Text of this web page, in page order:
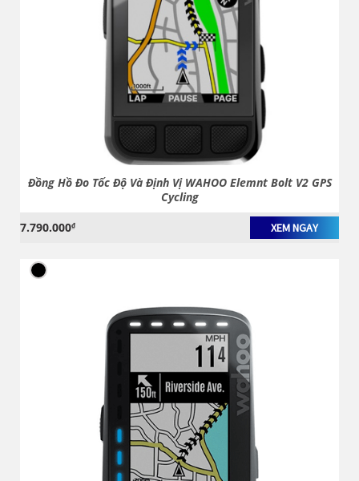
Đồng Hồ Đo Tốc Độ Và Định Vị WAHOO Elemnt Bolt V2 GPS
Cycling
7.790.000₫ XEM NGAY